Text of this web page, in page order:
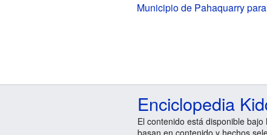
Municipio de Pahaquarry
Enciclopedia
El contenido está disponible bajo
basan en contenido y hechos